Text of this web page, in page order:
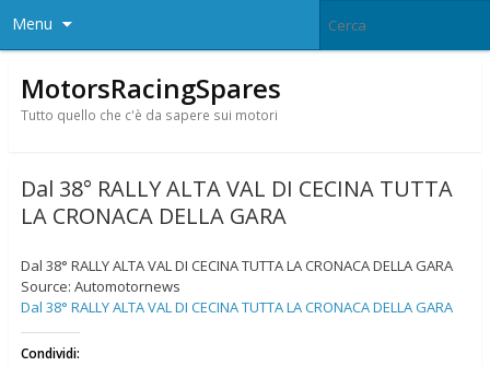
Menu
MotorsRacingSpares
Tutto quello che c'è da sapere sui motori
Dal 38° RALLY ALTA VAL DI CECINA TUTTA
LA CRONACA DELLA GARA
Dal 38° RALLY ALTA VAL DI CECINA TUTTA LA CRONACA DELLA GARA
Source: Automotornews
Dal 38° RALLY ALTA VAL DI CECINA TUTTA LA CRONACA DELLA GARA
Condividi: